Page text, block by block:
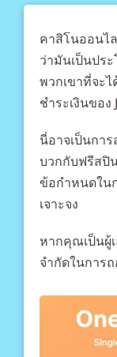
คาสิโนออนไ
ว่ามันเป็นปร
พวกเขาที่จะ
ชำระเงินของ
นี่อาจเป็นกา
บวกกับฟรีสปิ
ข้อกำหนดใน
เจาะจง
หากคุณเป็นผู้
จำกัดในการ